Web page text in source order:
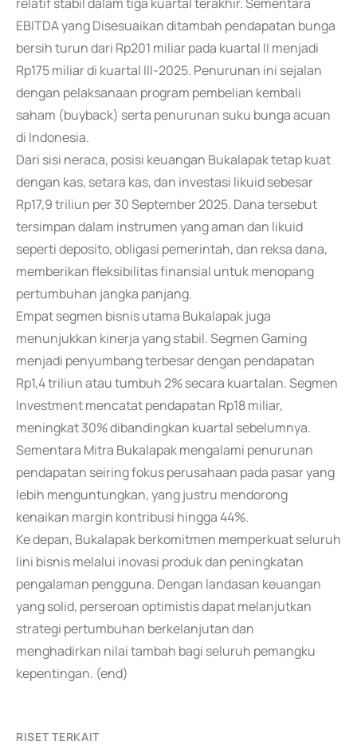
EBITDA yang Disesuaikan ditambah pendapatan bunga
bersih turun dari Rp201 miliar pada kuartal II menjadi
Rp175 miliar di kuartal III-2025. Penurunan ini sejalan
dengan pelaksanaan program pembelian kembali
saham (buyback) serta penurunan suku bunga acuan
di Indonesia.
Dari sisi neraca, posisi keuangan Bukalapak tetap kuat
dengan kas, setara kas, dan investasi likuid sebesar
Rp17,9 triliun per 30 September 2025. Dana tersebut
tersimpan dalam instrumen yang aman dan likuid
seperti deposito, obligasi pemerintah, dan reksa dana,
memberikan fleksibilitas finansial untuk menopang
pertumbuhan jangka panjang.
Empat segmen bisnis utama Bukalapak juga
menunjukkan kinerja yang stabil. Segmen Gaming
menjadi penyumbang terbesar dengan pendapatan
Rp1,4 triliun atau tumbuh 2% secara kuartalan. Segmen
Investment mencatat pendapatan Rp18 miliar,
meningkat 30% dibandingkan kuartal sebelumnya.
Sementara Mitra Bukalapak mengalami penurunan
pendapatan seiring fokus perusahaan pada pasar yang
lebih menguntungkan, yang justru mendorong
kenaikan margin kontribusi hingga 44%.
Ke depan, Bukalapak berkomitmen memperkuat seluruh
lini bisnis melalui inovasi produk dan peningkatan
pengalaman pengguna. Dengan landasan keuangan
yang solid, perseroan optimistis dapat melanjutkan
strategi pertumbuhan berkelanjutan dan
menghadirkan nilai tambah bagi seluruh pemangku
kepentingan. (end)
RISET TERKAIT